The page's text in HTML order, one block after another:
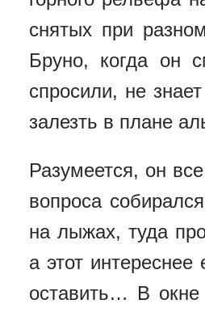
снятых при
Бруно, когда он
спросили, не
залезть в плане
Разумеется, он
вопроса
на лыжах, туда
а этот
оставить… В окне